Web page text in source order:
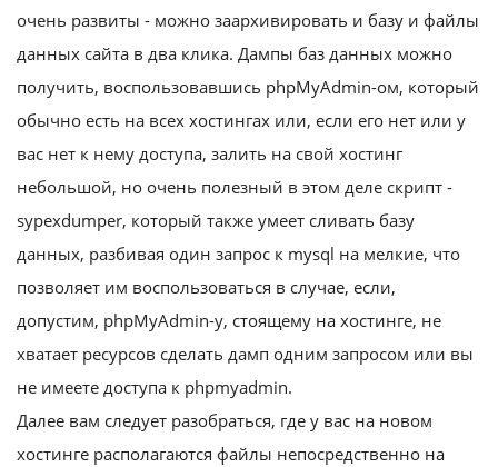
очень развиты - можно заархивировать и базу и файлы
данных сайта в два клика. Дампы баз данных можно
получить, воспользовавшись phpMyAdmin-ом, который
обычно есть на всех хостингах или, если его нет или у
вас нет к нему доступа, залить на свой хостинг
небольшой, но очень полезный в этом деле скрипт -
sypexdumper, который также умеет сливать базу
данных, разбивая один запрос к mysql на мелкие, что
позволяет им воспользоваться в случае, если,
допустим, phpMyAdmin-у, стоящему на хостинге, не
хватает ресурсов сделать дамп одним запросом или вы
не имеете доступа к phpmyadmin.
Далее вам следует разобраться, где у вас на новом
хостинге располагаются файлы непосредственно на